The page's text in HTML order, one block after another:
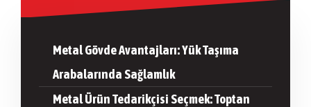
Metal Gövde Avantajları: Yük Taşıma
Arabalarında Sağlamlık
Metal Ürün Tedarikçisi Seçmek: Toptan